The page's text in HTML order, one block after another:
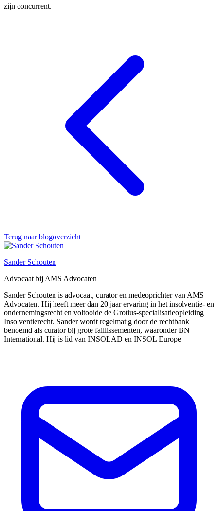
zijn concurrent.
Terug naar blogoverzicht
Sander Schouten
Advocaat bij AMS Advocaten
Sander Schouten is advocaat, curator en medeoprichter van AMS
Advocaten. Hij heeft meer dan 20 jaar ervaring in het insolventie- en
ondernemingsrecht en voltooide de Grotius-specialisatieopleiding
Insolventierecht. Sander wordt regelmatig door de rechtbank
benoemd als curator bij grote faillissementen, waaronder BN
International. Hij is lid van INSOLAD en INSOL Europe.